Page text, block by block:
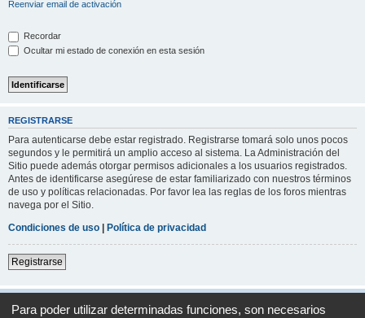
Reenviar email de activación
Recordar
Ocultar mi estado de conexión en esta sesión
REGISTRARSE
Para autenticarse debe estar registrado. Registrarse tomará solo unos pocos
segundos y le permitirá un amplio acceso al sistema. La Administración del
Sitio puede además otorgar permisos adicionales a los usuarios registrados.
Antes de identificarse asegúrese de estar familiarizado con nuestros términos
de uso y políticas relacionadas. Por favor lea las reglas de los foros mientras
navega por el Sitio.
Condiciones de uso | Política de privacidad
Registrarse
Índice general UTC+02:00
Para poder utilizar determinadas funciones, son necesarios